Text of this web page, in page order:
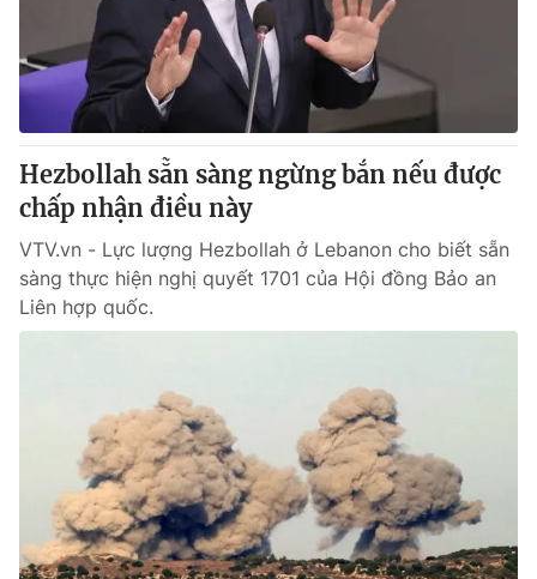
Thị trường 24h Tấm lòng Việt
VTV4 Vươn mình bằng AI
VTV9 VTV8
Liên hệ tòa soạn English
Theo dõi báo trên
Cơ quan chủ quản:Đài Truyền hình Việt Nam
Hezbollah sẵn sàng ngừng bắn nếu được
chấp nhận điều này
VTV.vn - Lực lượng Hezbollah ở Lebanon cho biết sẵn
sàng thực hiện nghị quyết 1701 của Hội đồng Bảo an
Liên hợp quốc.